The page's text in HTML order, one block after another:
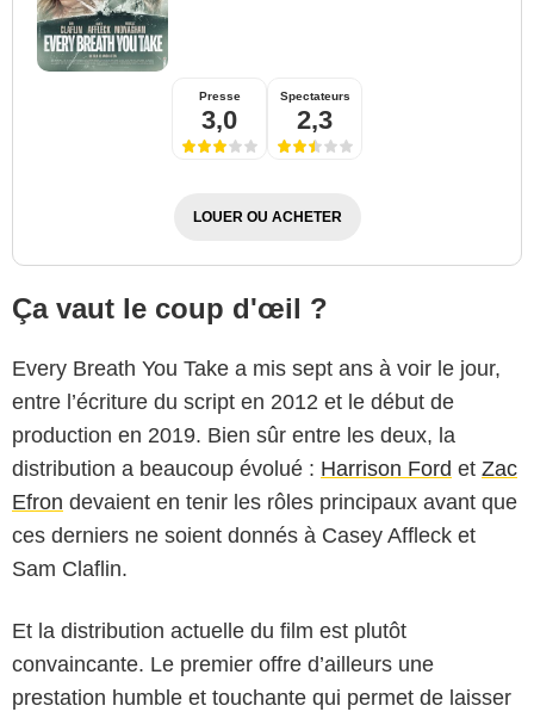
Presse
3,0
Spectateurs
2,3
LOUER OU ACHETER
Ça vaut le coup d'œil ?
Every Breath You Take a mis sept ans à voir le jour,
entre l’écriture du script en 2012 et le début de
production en 2019. Bien sûr entre les deux, la
distribution a beaucoup évolué : Harrison Ford et Zac
Efron devaient en tenir les rôles principaux avant que
ces derniers ne soient donnés à Casey Affleck et
Sam Claflin.
Et la distribution actuelle du film est plutôt
convaincante. Le premier offre d’ailleurs une
prestation humble et touchante qui permet de laisser